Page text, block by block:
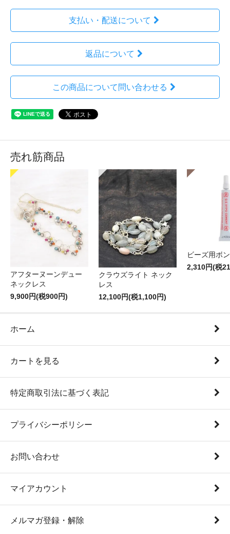
支払い・配送について
返品について
この商品について問い合わせる
売れ筋商品
アフターヌーンデュー
ネックレス
9,900円(税900円)
クラウズライト ネック
レス
12,100円(税1,100円)
ビーズ用ボ
2,310円(税
ホーム
カートを見る
特定商取引法に基づく表記
プライバシーポリシー
お問い合わせ
マイアカウント
メルマガ登録・解除